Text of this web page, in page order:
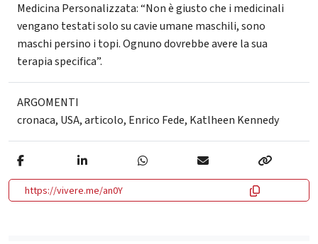
Medicina Personalizzata: “Non è giusto che i medicinali
vengano testati solo su cavie umane maschili, sono
maschi persino i topi. Ognuno dovrebbe avere la sua
terapia specifica”.
ARGOMENTI
cronaca, USA,articolo, Enrico Fede, Katlheen Kennedy
https://vivere.me/an0Y